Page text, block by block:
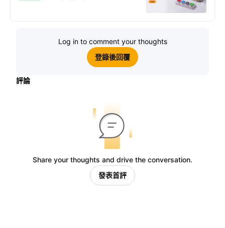
Log in to comment your thoughts
登錄後回覆
評論
Share your thoughts and drive the conversation.
發表首評